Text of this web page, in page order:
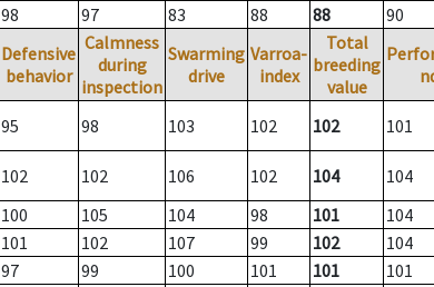
98 97 83 88 88 90
Defensive
behavior
Calmness
during
inspection
Swarming
drive
Varroa-
index
Total
breeding
value
95 98 103 102 102 101
102 102 106 102 104
104
100 105 104 98 101
104
101 102 107 99 102
104
97 99 100 101 101
101